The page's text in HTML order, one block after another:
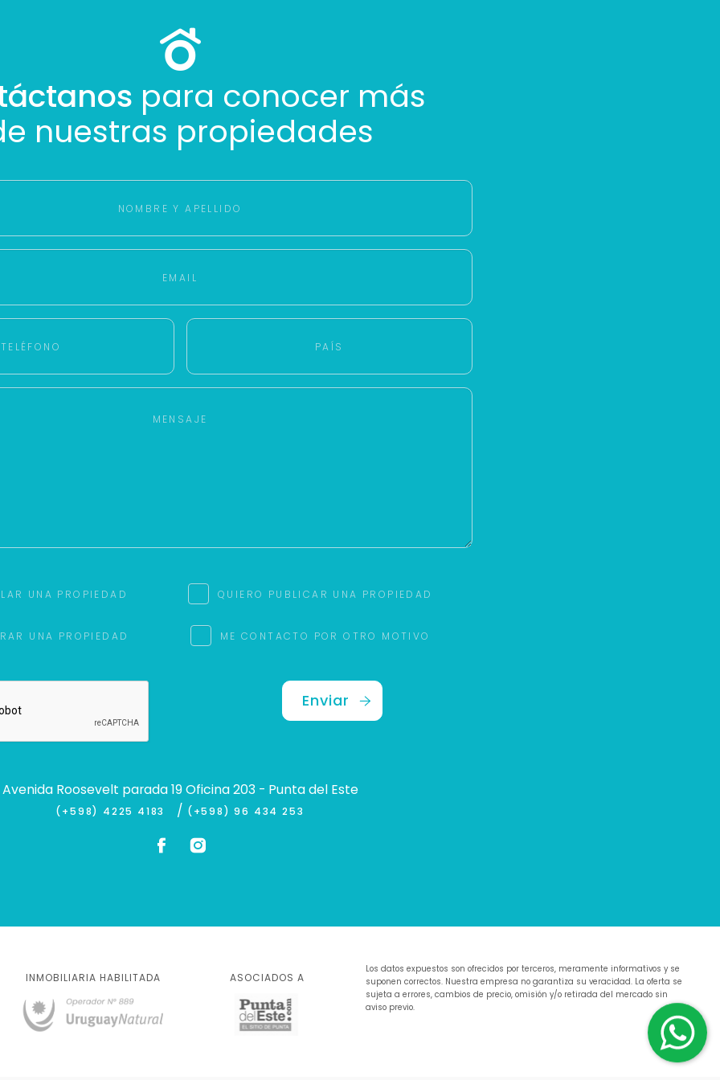
para conocer más
nuestras propiedades
UNA PROPIEDAD QUIERO PUBLICAR UNA PROPIEDAD
UNA PROPIEDAD ME CONTACTO POR OTRO MOTIVO
Enviar
Avenida Roosevelt parada 19 Oficina 203 - Punta del Este
(+598) 4225 4183 / (+598) 96 434 253
INMOBILIARIA HABILITADA ASOCIADOS A
Los datos expuestos son ofrecidos por terceros, meramente informativos y se
suponen correctos. Nuestra empresa no garantiza su veracidad. La oferta se
sujeta a errores, cambios de precio, omisión y/o retirada del mercado sin
aviso previo.